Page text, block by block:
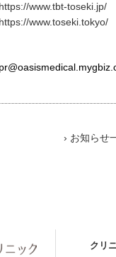
https://www.tbt-toseki.jp/
https://www.toseki.tokyo/
› お知らせ
クリ